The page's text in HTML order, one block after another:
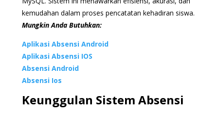
kemudahan dalam proses pencatatan kehadiran siswa.
Mungkin Anda Butuhkan:
Aplikasi Absensi Android
Aplikasi Absensi IOS
Absensi Android
Absensi Ios
Keunggulan Sistem Absensi